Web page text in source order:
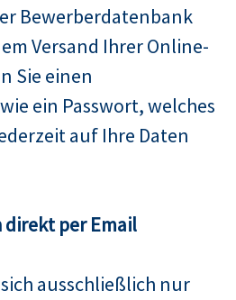
Bewerberdatenbank
Versand Ihrer Online-
Sie einen
ein Passwort, welches
auf Ihre Daten
direkt per Email
ausschließlich nur